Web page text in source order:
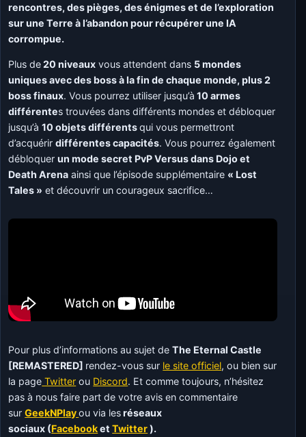
rencontres, des pièges, des énigmes et de l’exploration
sur une Terre à l’abandon pour récupérer une IA
corrompue.
Plus de20 niveaux vous attendent dans 5 mondes
uniques avec des boss à la fin de chaque monde, plus 2
boss finaux. Vous pourrez utiliser jusqu’à 10 armes
différentes trouvées dans différents mondes et débloquer
jusqu’à10 objets différentsqui vous permettront
d’acquérirdifférentes capacités. Vous pourrez également
débloquerun mode secret PvP Versus dans Dojo et
Death Arena ainsi que l’épisode supplémentaire « Lost
Tales » et découvrir un courageux sacrifice…
Pour plus d’informations au sujet deThe Eternal Castle
[REMASTERED] rendez-vous sur le site officiel, ou bien sur
la page Twitter ou Discord. Et comme toujours, n’hésitez
pas à nous faire part de votre avis en commentaire
surGeekNPlayou via lesréseaux
sociaux (FacebooketTwitter).